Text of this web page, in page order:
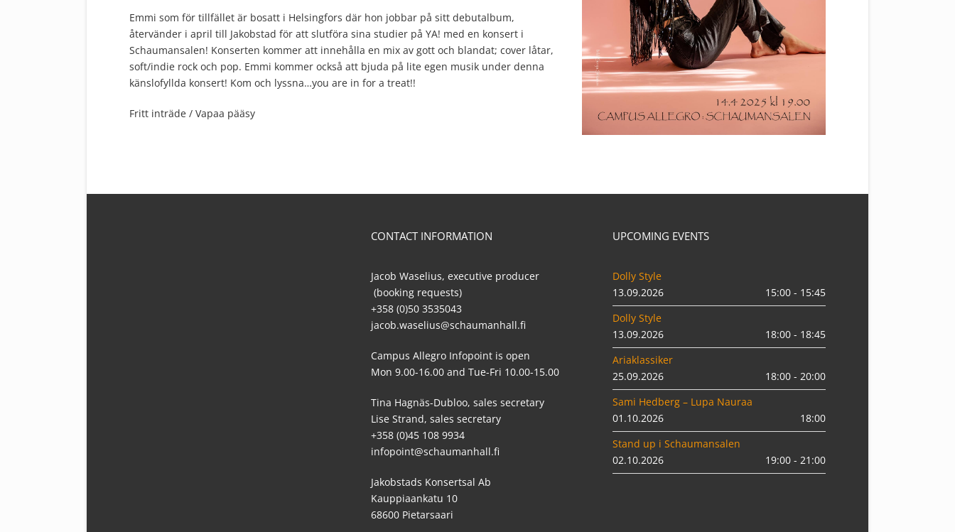
Emmi som för tillfället är bosatt i Helsingfors där hon jobbar på sitt debutalbum,
återvänder i april till Jakobstad för att slutföra sina studier på YA! med en konsert i
Schaumansalen! Konserten kommer att innehålla en mix av gott och blandat; cover låtar,
soft/indie rock och pop. Emmi kommer också att bjuda på lite egen musik under denna
känslofyllda konsert! Kom och lyssna…you are in for a treat!!
Fritt inträde / Vapaa pääsy
CONTACT INFORMATION
Jacob Waselius, executive producer
(booking requests)
+358 (0)50 3535043
jacob.waselius@schaumanhall.fi
Campus Allegro Infopoint is open
Mon 9.00-16.00 and Tue-Fri 10.00-15.00
Tina Hagnäs-Dubloo, sales secretary
Lise Strand, sales secretary
+358 (0)45 108 9934
infopoint@schaumanhall.fi
Jakobstads Konsertsal Ab
Kauppiaankatu 10
68600 Pietarsaari
UPCOMING EVENTS
Dolly Style
13.09.2026
15:00 - 15:45
Dolly Style
13.09.2026
18:00 - 18:45
Ariaklassiker
25.09.2026
18:00 - 20:00
Sami Hedberg – Lupa Nauraa
01.10.2026
18:00
Stand up i Schaumansalen
02.10.2026
19:00 - 21:00